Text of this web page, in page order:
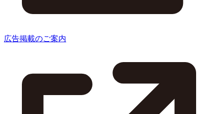
広告掲載のご案内